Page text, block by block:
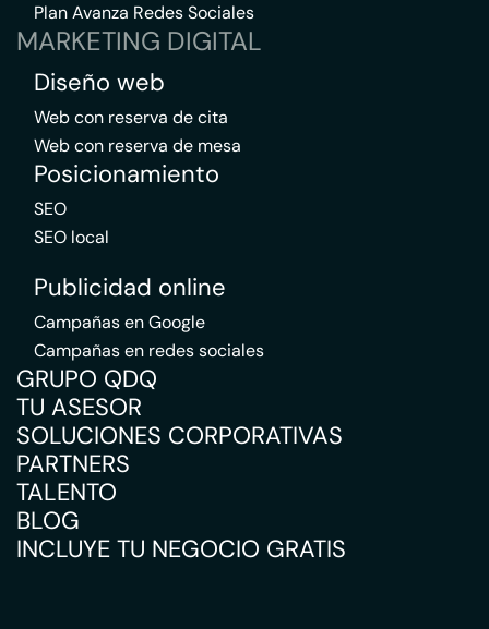
Plan Avanza Redes Sociales
MARKETING DIGITAL
Diseño web
Web con reserva de cita
Web con reserva de mesa
Posicionamiento
SEO
SEO local
Publicidad online
Campañas en Google
Campañas en redes sociales
GRUPO QDQ
TU ASESOR
SOLUCIONES CORPORATIVAS
PARTNERS
TALENTO
BLOG
INCLUYE TU NEGOCIO GRATIS